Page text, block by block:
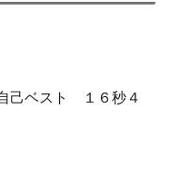
己ベスト １６秒４